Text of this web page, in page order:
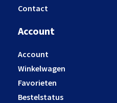
Contact
Account
Account
Winkelwagen
Favorieten
Bestelstatus